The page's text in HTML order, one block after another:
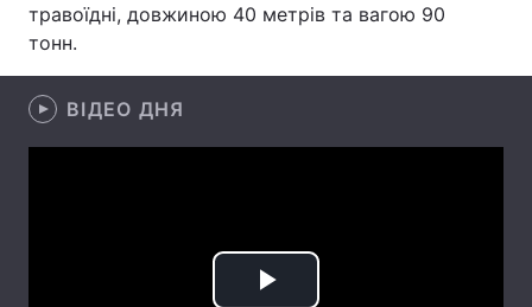
Екологія Регіони
Вакансії
травоїдні, довжиною 40 метрів та вагою 90
тонн.
ВІДЕО ДНЯ